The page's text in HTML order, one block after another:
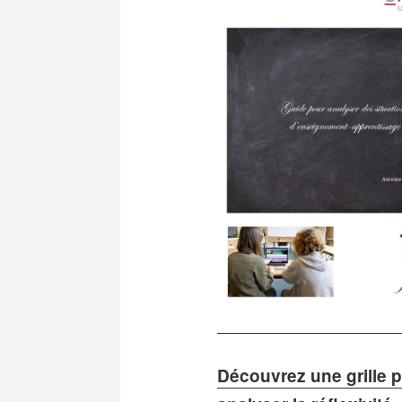
Découvrez une grille